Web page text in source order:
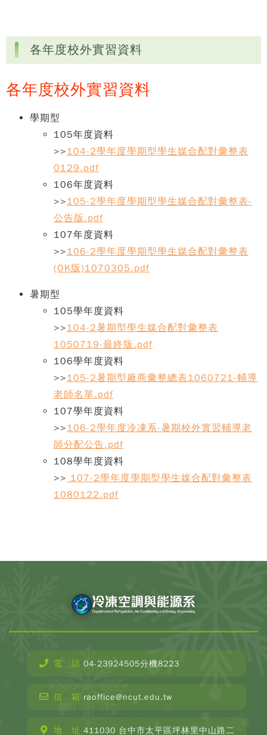
各年度校外實習資料
各年度校外實習資料
學期型
105年度資料
>>104-2學年度學期型學生媒合配對彙整表
0129.pdf
106年度資料
>>105-2學年度學期型學生媒合配對彙整表-
公告版.pdf
107年度資料
>>106-2學年度學期型學生媒合配對彙整表
(OK版)1070305.pdf
暑期型
105學年度資料
>>104-2暑期型學生媒合配對彙整表
1050719-最終版.pdf
106學年度資料
>>105-2暑期型廠商彙整總表1060721-輔導
老師名單.pdf
107學年度資料
>>106-2學年度冷凍系-暑期校外實習輔導老
師分配公告.pdf
108學年度資料
>> 107-2學年度學期型學生媒合配對彙整表
1080122.pdf
電 話 04-23924505分機8223
信 箱 raoffice@ncut.edu.tw
地 址 411030 台中市太平區坪林里中山路二